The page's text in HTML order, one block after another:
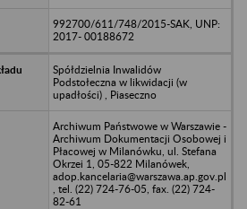
992700/611/748/2015-SAK, UNP:
2017- 00188672
Spółdzielnia Inwalidów
Podstołeczna w likwidacji (w
upadłości) , Piaseczno
Archiwum Państwowe w Warszawie -
Archiwum Dokumentacji Osobowej i
Płacowej w Milanówku, ul. Stefana
Okrzei 1, 05-822 Milanówek,
adop.kancelaria@warszawa.ap.gov.pl
, tel. (22) 724-76-05, fax. (22) 724-
82-61